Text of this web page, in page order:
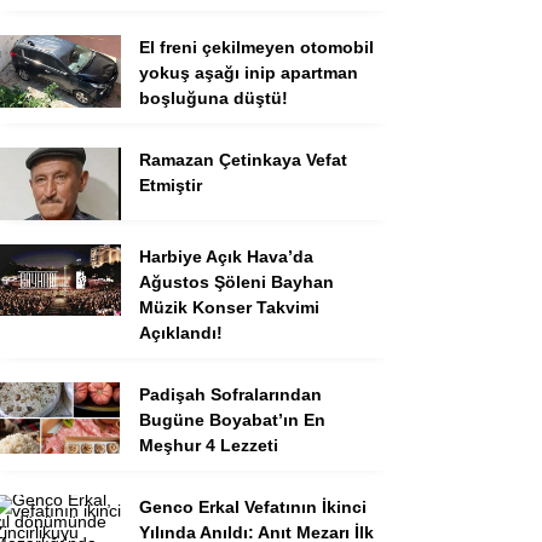
El freni çekilmeyen otomobil
yokuş aşağı inip apartman
boşluğuna düştü!
Ramazan Çetinkaya Vefat
Etmiştir
Harbiye Açık Hava’da
Ağustos Şöleni Bayhan
Müzik Konser Takvimi
Açıklandı!
Padişah Sofralarından
Bugüne Boyabat’ın En
Meşhur 4 Lezzeti
Genco Erkal Vefatının İkinci
Yılında Anıldı: Anıt Mezarı İlk